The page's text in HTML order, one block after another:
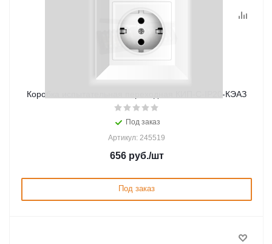
Коробка испытательная переходная КИП-С-IP20-КЭАЗ
Под заказ
Артикул: 245519
656руб./шт
Под заказ